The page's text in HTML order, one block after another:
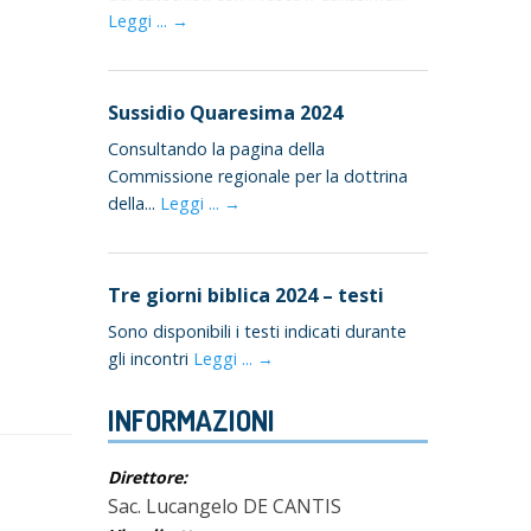
Leggi ... →
Sussidio Quaresima 2024
Consultando la pagina della
Commissione regionale per la dottrina
della... Leggi ... →
Tre giorni biblica 2024 – testi
Sono disponibili i testi indicati durante
gli incontri Leggi ... →
INFORMAZIONI
Direttore:
Sac. Lucangelo DE CANTIS